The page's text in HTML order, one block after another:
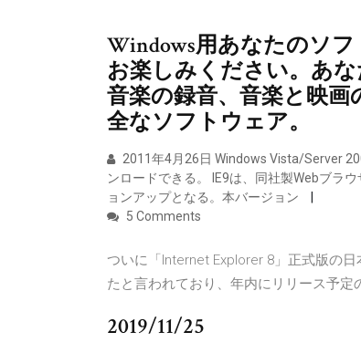
Windows用あなたのソ
お楽しみください。あな
音楽の録音、音楽と映
全なソフトウェア。
2011年4月26日 Windows Vista/Server
ンロードできる。 IE9は、同社製Webブラ
ョンアップとなる。本バージョン
5 Comments
ついに「Internet Explorer 8」正式版の
たと言われており、年内にリリース予定
2019/11/25